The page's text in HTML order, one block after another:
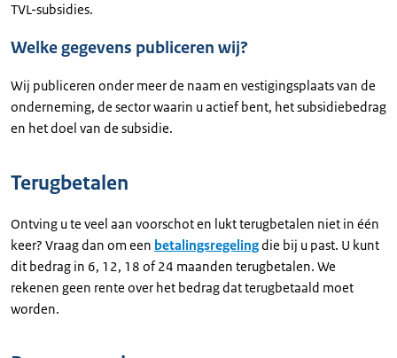
TVL-subsidies.
Welke gegevens publiceren wij?
Wij publiceren onder meer de naam en vestigingsplaats van de
onderneming, de sector waarin u actief bent, het subsidiebedrag
en het doel van de subsidie.
Terugbetalen
Ontving u te veel aan voorschot en lukt terugbetalen niet in één
keer? Vraag dan om een betalingsregelingdie bij u past. U kunt
dit bedrag in 6, 12, 18 of 24 maanden terugbetalen. We
rekenen geen rente over het bedrag dat terugbetaald moet
worden.